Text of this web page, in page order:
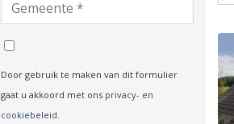
Door gebruik te maken van dit formulier
gaat u akkoord met ons privacy- en
cookiebeleid.